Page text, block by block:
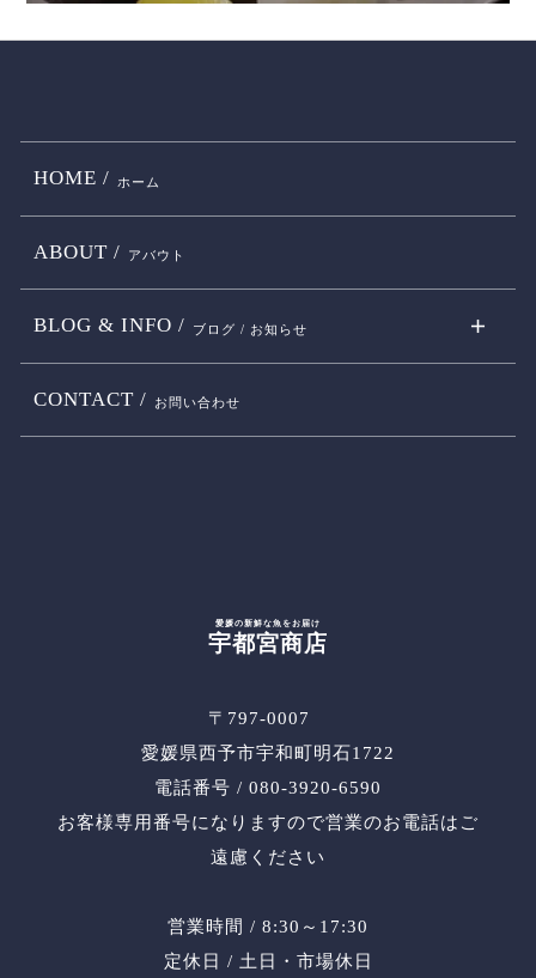
愛媛の新鮮な魚をお届け
宇都宮商店
〒797-0007
愛媛県西予市宇和町明石1722
電話番号 / 080-3920-6590
お客様専用番号になりますので営業のお電話はご
遠慮ください
営業時間 / 8:30～17:30
定休日 / 土日・市場休日
HOME / ホーム
ABOUT / アバウト
BLOG & INFO / ブログ / お知らせ
CONTACT / お問い合わせ